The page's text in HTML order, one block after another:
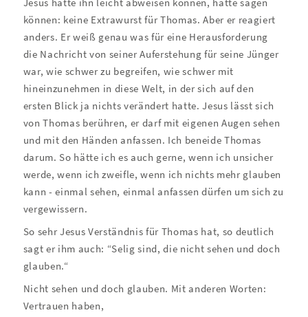
Jesus hätte ihn leicht abweisen können, hätte sagen
können: keine Extrawurst für Thomas. Aber er reagiert
anders. Er weiß genau was für eine Herausforderung
die Nachricht von seiner Auferstehung für seine Jünger
war, wie schwer zu begreifen, wie schwer mit
hineinzunehmen in diese Welt, in der sich auf den
ersten Blick ja nichts verändert hatte. Jesus lässt sich
von Thomas berühren, er darf mit eigenen Augen sehen
und mit den Händen anfassen. Ich beneide Thomas
darum. So hätte ich es auch gerne, wenn ich unsicher
werde, wenn ich zweifle, wenn ich nichts mehr glauben
kann - einmal sehen, einmal anfassen dürfen um sich zu
vergewissern.
So sehr Jesus Verständnis für Thomas hat, so deutlich
sagt er ihm auch: “Selig sind, die nicht sehen und doch
glauben.“
Nicht sehen und doch glauben. Mit anderen Worten:
Vertrauen haben,